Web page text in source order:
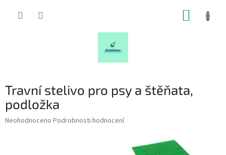
Travní stelivo pro psy a štěňata,
podložka
Průměrné
Neohodnoceno Podrobnosti hodnocení